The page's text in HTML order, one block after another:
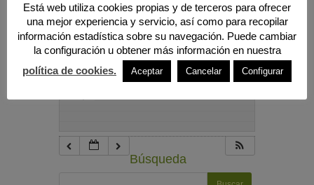
9:00 pm
10:00 pm
Búsqueda
Está web utiliza cookies propias y de terceros para ofrecer
una mejor experiencia y servicio, así como para recopilar
información estadística sobre su navegación. Puede cambiar
la configuración u obtener más información en nuestra
política de cookies.
Aceptar Cancelar Configurar